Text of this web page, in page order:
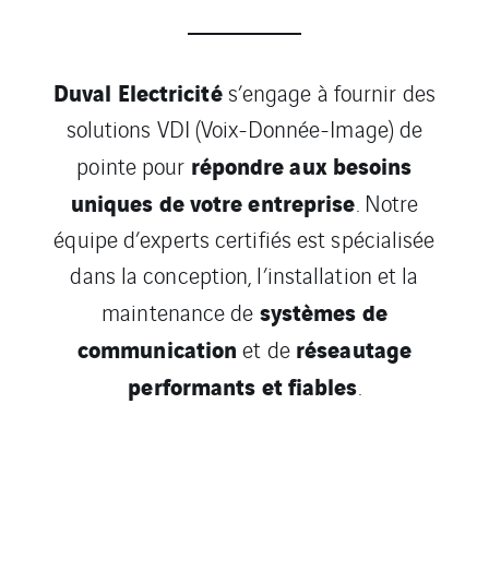
Duval Electricités’engage à fournir des
solutions VDI (Voix-Donnée-Image) de
pointe pour répondre aux besoins
uniques de votre entreprise. Notre
équipe d’experts certifiés est spécialisée
dans la conception, l’installation et la
maintenance de systèmes de
communication et de réseautage
performants et fiables.